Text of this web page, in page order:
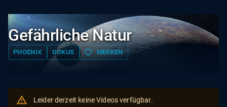
Gefährliche Natur
PHOENIX DOKUS favorite_border MERKEN
Leider derzeit keine Videos verfügbar.